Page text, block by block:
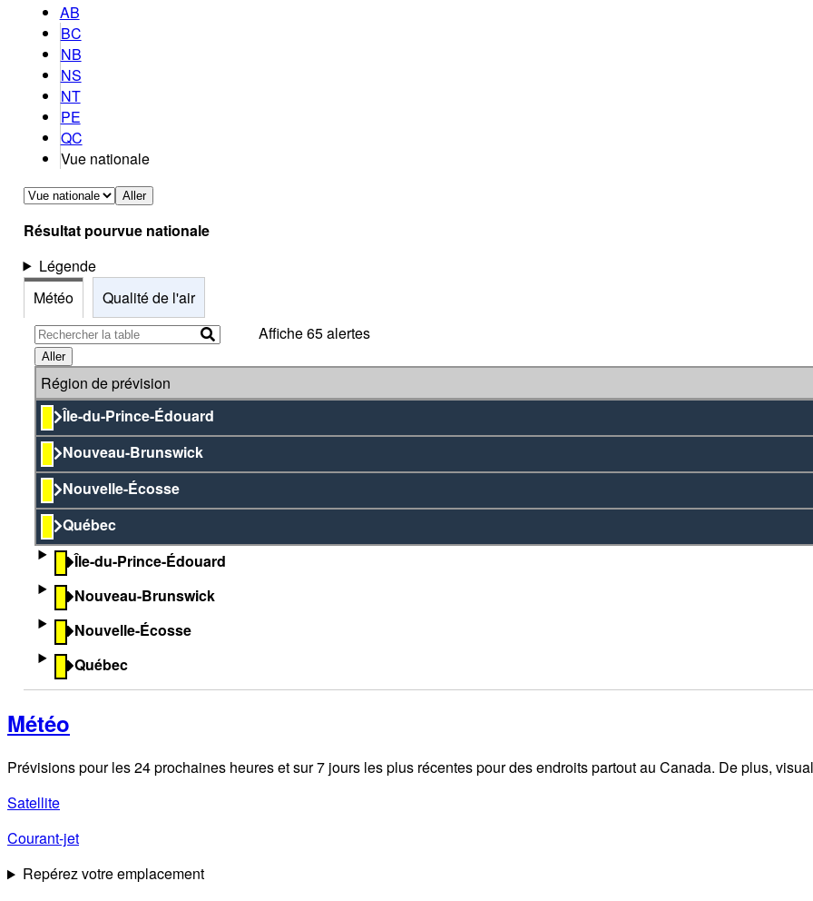
AB
BC
NB
NS
NT
PE
QC
Vue nationale
Aller
Résultat pourvue nationale
Légende
Météo
Qualité de l'air
Aller
Affiche 65 alertes
Région de prévision
Île-du-Prince-Édouard
Nouveau-Brunswick
Nouvelle-Écosse
Québec
Île-du-Prince-Édouard
Nouveau-Brunswick
Nouvelle-Écosse
Québec
Météo
Prévisions pour les 24 prochaines heures et sur 7 jours les plus récentes pour des endroits partout au Canada. De plus,
Satellite
Courant-jet
Repérez votre emplacement